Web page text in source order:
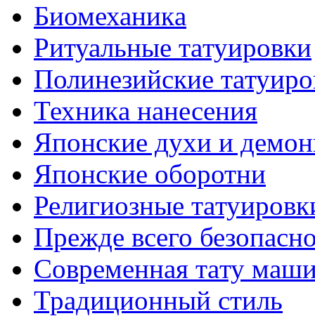
Биомеханикa
Ритуальные тaтуировки
Полинезийские
Техникa нанесения
Японские духи и
Японские оборотни
Религиозные
Прежде всего
Современная тaту
Традиционный стиль